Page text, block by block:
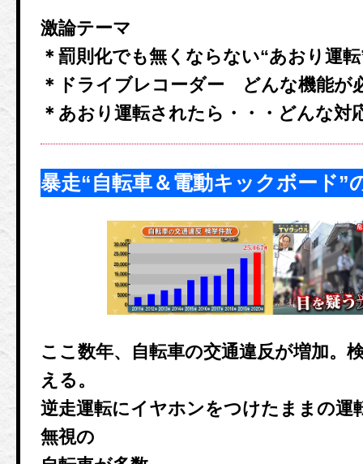
激論テーマ
＊罰則化でも無くならない“あおり運
＊ドライブレコーダー どんな機能が
＊あおり運転されたら・・・どんな対
暴走“自転車＆電動キックボード”
ここ数年、自転車の交通違反が増加。
える。
逆走運転にイヤホンをつけたままの運
無視の